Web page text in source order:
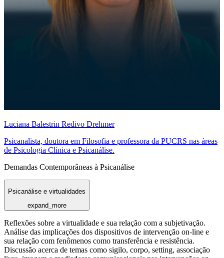
Luciana Balestrin Redivo Drehmer
Psicanalista, doutora em Filosofia e professora da PUCRS nas áreas
de Psicologia Clínica e Psicanálise.
Demandas Contemporâneas à Psicanálise
Psicanálise e virtualidades
expand_more
Reflexões sobre a virtualidade e sua relação com a subjetivação.
Análise das implicações dos dispositivos de intervenção on-line e
sua relação com fenômenos como transferência e resistência.
Discussão acerca de temas como sigilo, corpo, setting, associação